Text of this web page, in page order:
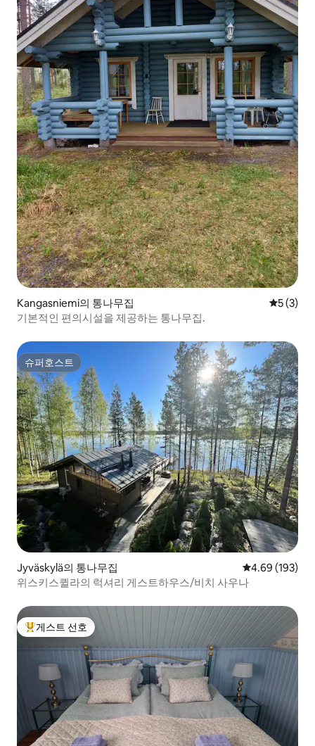
Kangasniemi의 통나무집 평점 5점
5 (3)
기본적인 편의시설을 제공하는 통나무집.
슈퍼호스트
슈퍼호스트
Jyväskylä의 통나무집 평점 4.69점(5
4.69 (193)
위스키스퀼라의 럭셔리 게스트하우스/비치 사우나
상위 게스트 선호
게스트 선호